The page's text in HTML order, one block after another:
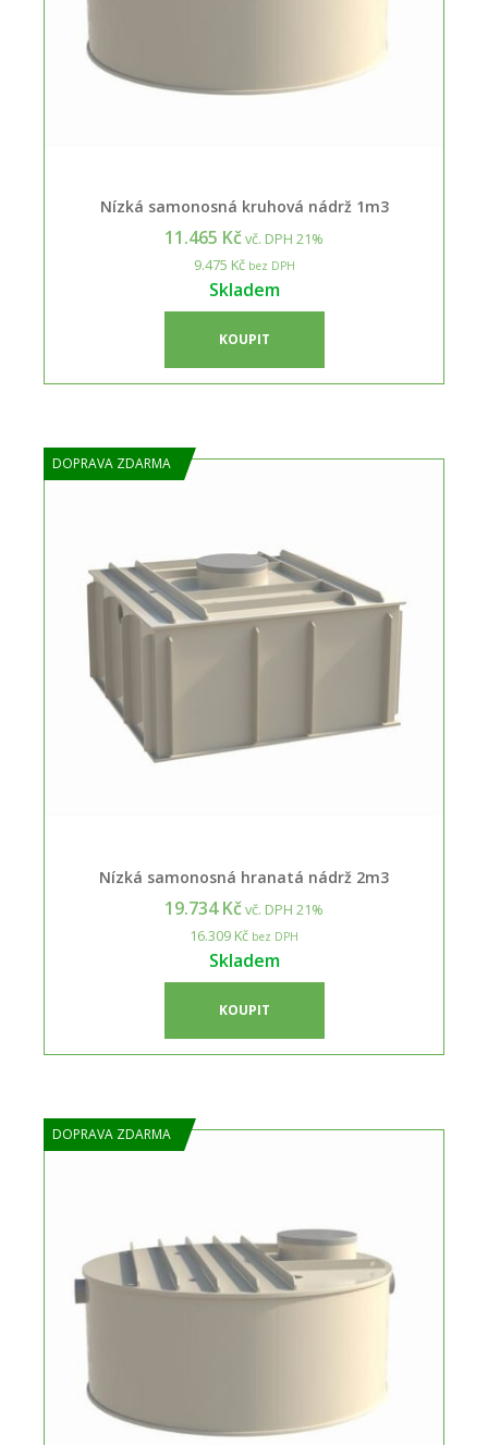
Nízká samonosná kruhová nádrž 1m3
11.465 Kčvč. DPH 21%
9.475 Kčbez DPH
Skladem
KOUPIT
DOPRAVA ZDARMA
Nízká samonosná hranatá nádrž 2m3
19.734 Kčvč. DPH 21%
16.309 Kč bez DPH
Skladem
KOUPIT
DOPRAVA ZDARMA